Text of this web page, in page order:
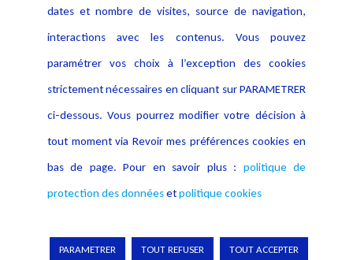
Copyright © 2026 Lexing
dates et nombre de visites, source de navigation,
interactions avec les contenus. Vous pouvez
paramétrer vos choix à l’exception des cookies
strictement nécessaires en cliquant sur PARAMETRER
ci-dessous. Vous pourrez modifier votre décision à
tout moment via Revoir mes préférences cookies en
bas de page. Pour en savoir plus : politique de
protection des donnéesetpolitique cookies
PARAMETRER TOUT REFUSER TOUT ACCEPTER